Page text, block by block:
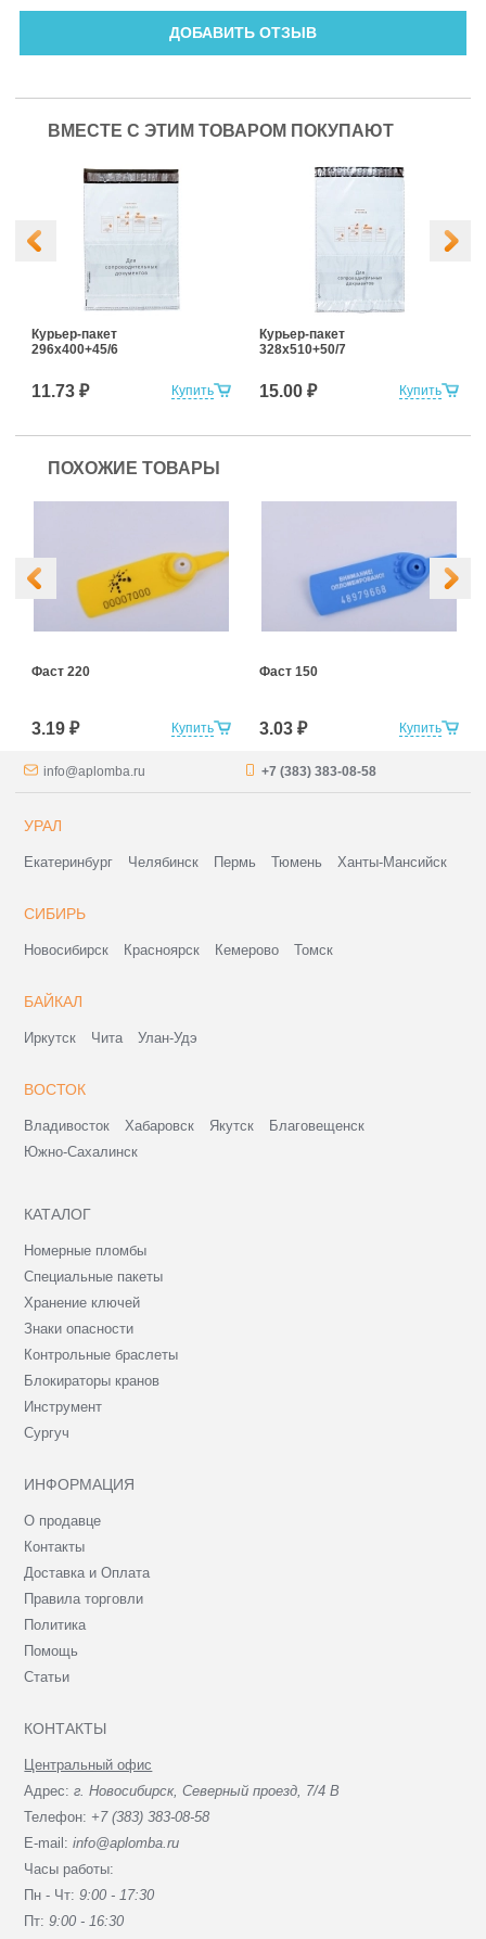
ДОБАВИТЬ ОТЗЫВ
ВМЕСТЕ С ЭТИМ ТОВАРОМ ПОКУПАЮТ
Купить
Курьер-пакет
296х400+45/6
11.73 ₽ Купить
Курьер-пакет
328х510+50/7
15.00 ₽
ПОХОЖИЕ ТОВАРЫ
Купить
Фаст 220
3.19 ₽ Купить
Фаст 150
3.03 ₽
info@aplomba.ru +7 (383) 383-08-58
УРАЛ
Екатеринбург Челябинск Пермь Тюмень Ханты-Мансийск
СИБИРЬ
Новосибирск Красноярск Кемерово Томск
БАЙКАЛ
Иркутск Чита Улан-Удэ
ВОСТОК
Владивосток Хабаровск Якутск
Благовещенск
Южно-Сахалинск
КАТАЛОГ
Номерные пломбы
Специальные пакеты
Хранение ключей
Знаки опасности
Контрольные браслеты
Блокираторы кранов
Инструмент
Сургуч
ИНФОРМАЦИЯ
О продавце
Контакты
Доставка и Оплата
Правила торговли
Политика
Помощь
Статьи
КОНТАКТЫ
Центральный офис
Адрес:г. Новосибирск, Северный проезд, 7/4 В
Телефон: +7 (383) 383-08-58
E-mail:info@aplomba.ru
Часы работы:
Пн - Чт:9:00 - 17:30
Пт:9:00 - 16:30